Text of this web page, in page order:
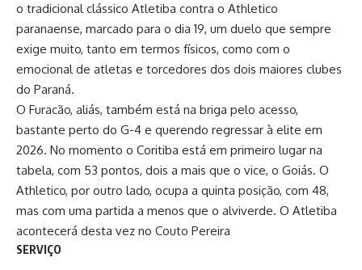
o tradicional clássico Atletiba contra o Athletico
paranaense, marcado para o dia 19, um duelo que sempre
exige muito, tanto em termos físicos, como com o
emocional de atletas e torcedores dos dois maiores clubes
do Paraná.
O Furacão, aliás, também está na briga pelo acesso,
bastante perto do G-4 e querendo regressar à elite em
2026. No momento o Coritiba está em primeiro lugar na
tabela, com 53 pontos, dois a mais que o vice, o Goiás. O
Athletico, por outro lado, ocupa a quinta posição, com 48,
mas com uma partida a menos que o alviverde. O Atletiba
acontecerá desta vez no Couto Pereira
SERVIÇO